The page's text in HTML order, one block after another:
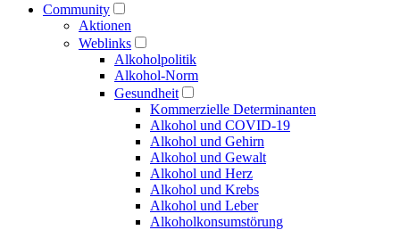
Community
Aktionen
Weblinks
Alkoholpolitik
Alkohol-Norm
Gesundheit
Kommerzielle Determinanten
Alkohol und COVID-19
Alkohol und Gehirn
Alkohol und Gewalt
Alkohol und Herz
Alkohol und Krebs
Alkohol und Leber
Alkoholkonsumstörung